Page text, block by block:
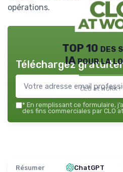
opérations.
TOP 10 des
IA pour la
CLO at WORK
Téléchargez
* En remplissant ce formulaire,
des fins commerciales par CLO
Résumer ChatGPT